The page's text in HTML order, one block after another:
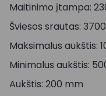
Maitinimo įtampa:
Šviesos srautas:
Maksimalus aukštis:
Minimalus aukštis:
Aukštis: 200 mm